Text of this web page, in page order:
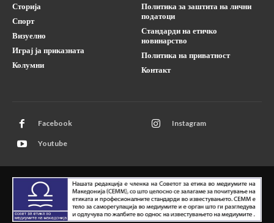
Сторија
Спорт
Визуелно
Играј ја приказната
Колумни
Политика за заштита на лични
податоци
Стандарди на етичко
новинарство
Политика на приватност
Контакт
Facebook Instagram
Youtube